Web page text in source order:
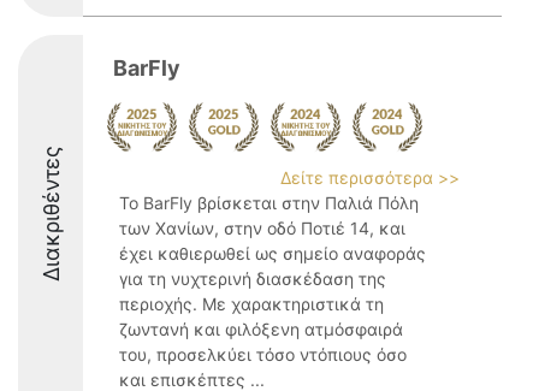
Διακριθέντες
BarFly
Δείτε περισσότερα >>
Το BarFly βρίσκεται στην Παλιά Πόλη
των Χανίων, στην οδό Ποτιέ 14, και
έχει καθιερωθεί ως σημείο αναφοράς
για τη νυχτερινή διασκέδαση της
περιοχής. Με χαρακτηριστικά τη
ζωντανή και φιλόξενη ατμόσφαιρά
του, προσελκύει τόσο ντόπιους όσο
και επισκέπτες ...